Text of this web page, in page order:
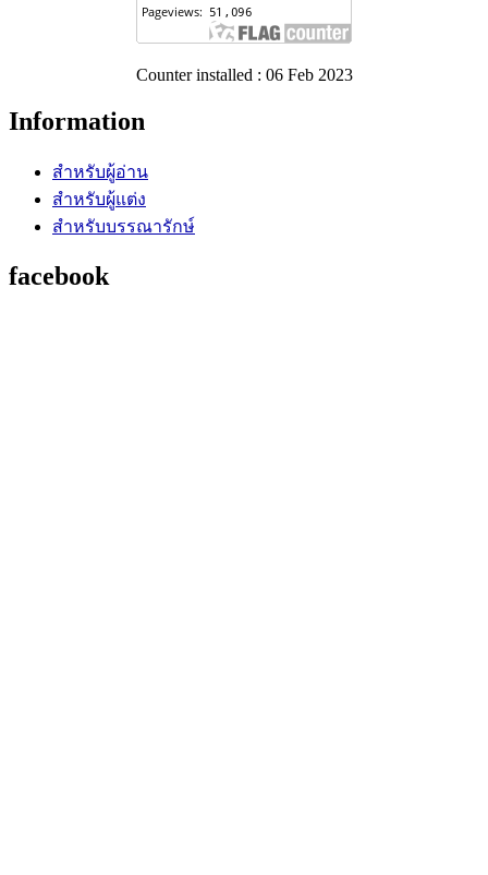
Counter installed : 06 Feb 2023
Information
สำหรับผู้อ่าน
สำหรับผู้แต่ง
สำหรับบรรณารักษ์
facebook